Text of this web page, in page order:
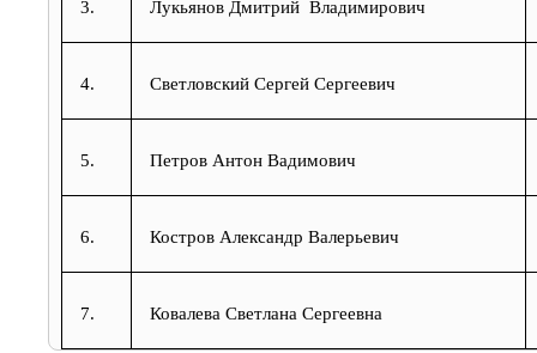
3. Лукьянов Дмитрий Владимирович
4. Светловский Сергей Сергеевич
5. Петров Антон Вадимович
6. Костров Александр Валерьевич
7. Ковалева Светлана Сергеевна